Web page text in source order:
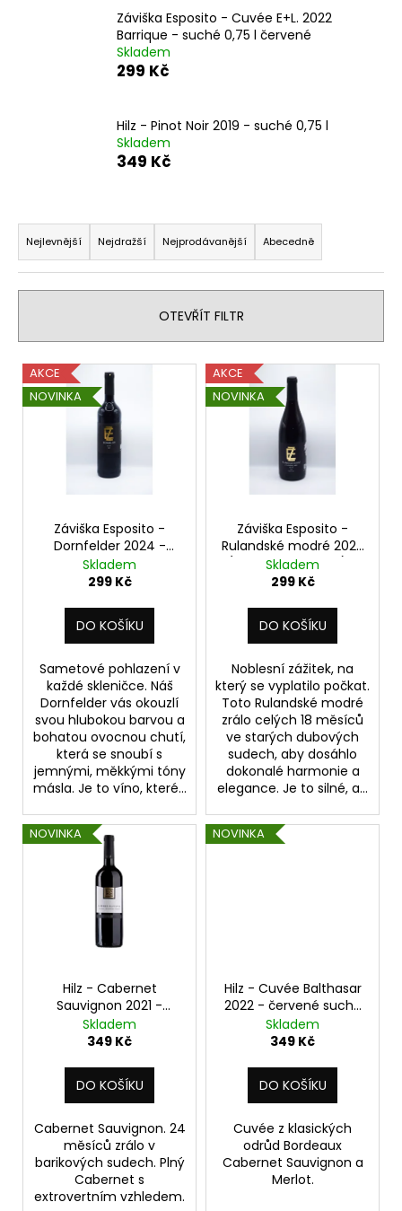
Záviška Esposito - Cuvée E+L. 2022
Barrique - suché 0,75 l červené
Skladem
299 Kč
Hilz - Pinot Noir 2019 - suché 0,75 l
Skladem
349 Kč
Ř
a
z
e
í
p
r
o
Nejlevnější Nejdražší Nejprodávanější Abecedně
OTEVŘÍT FILTR
V
ý
p
AKCE
NOVINKA
Záviška Esposito -
Dornfelder 2024 -
suché 0,75 l
Skladem
299 Kč
DO KOŠÍKU
Sametové pohlazení v
každé skleničce. Náš
Dornfelder vás okouzlí
svou hlubokou barvou a
bohatou ovocnou chutí,
která se snoubí s
jemnými, měkkými tóny
másla. Je to víno, které...
AKCE
NOVINKA
Záviška Esposito -
Rulandské modré 2022
(z dubového sudu) -
suché 0,75 l
Skladem
299 Kč
DO KOŠÍKU
Noblesní zážitek, na
který se vyplatilo počkat.
Toto Rulandské modré
zrálo celých 18 měsíců
ve starých dubových
sudech, aby dosáhlo
dokonalé harmonie a
elegance. Je to silné, a...
NOVINKA
Hilz - Cabernet
Sauvignon 2021 -
suché 0,75 l
Skladem
349 Kč
DO KOŠÍKU
Cabernet Sauvignon. 24
měsíců zrálo v
barikových sudech. Plný
Cabernet s
extrovertním vzhledem.
NOVINKA
Hilz - Cuvée Balthasar
2022 - červené suché
0,75 l
Skladem
349 Kč
DO KOŠÍKU
Cuvée z klasických
odrůd Bordeaux
Cabernet Sauvignon a
Merlot.
D
o
r
u
č
ZÁVIŠKA
ESPOSITO
POLOSLADKÉ
0,75
249
Kč